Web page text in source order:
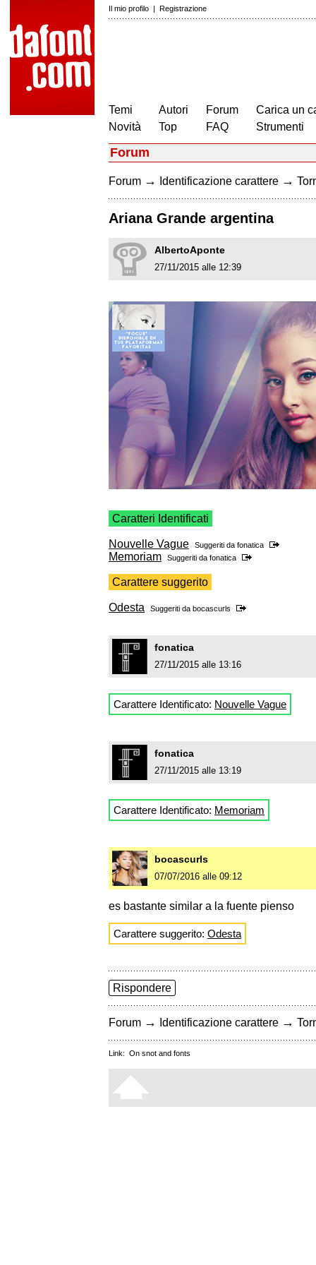
Il mio profilo | Registrazione
Temi
Novità
Autori
Top
Forum
FAQ
Carica un
Strumenti
Forum
Forum → Identificazione carattere →
Ariana Grande argentina
AlbertoAponte
27/11/2015 alle 12:39
Caratteri Identificati
Nouvelle Vague Suggeriti da fonatica
Memoriam Suggeriti da fonatica
Carattere suggerito
Odesta Suggeriti da bocascurls
fonatica
27/11/2015 alle 13:16
Carattere Identificato: Nouvelle Vague
fonatica
27/11/2015 alle 13:19
Carattere Identificato: Memoriam
bocascurls
07/07/2016 alle 09:12
es bastante similar a la fuente pienso
Carattere suggerito: Odesta
Rispondere
Forum → Identificazione carattere →
Link: On snot and fonts